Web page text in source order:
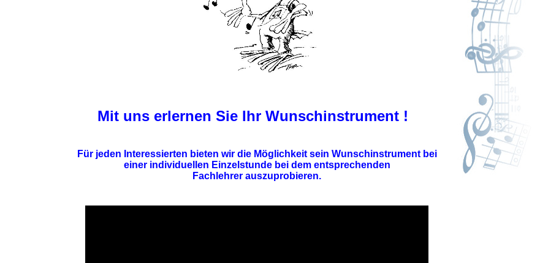
Mit uns erlernen Sie Ihr Wunschinstrument !
Für jeden Interessierten bieten wir die Möglichkeit sein Wunschinstrument bei
einer individuellen Einzelstunde bei dem entsprechenden
Fachlehrer auszuprobieren.